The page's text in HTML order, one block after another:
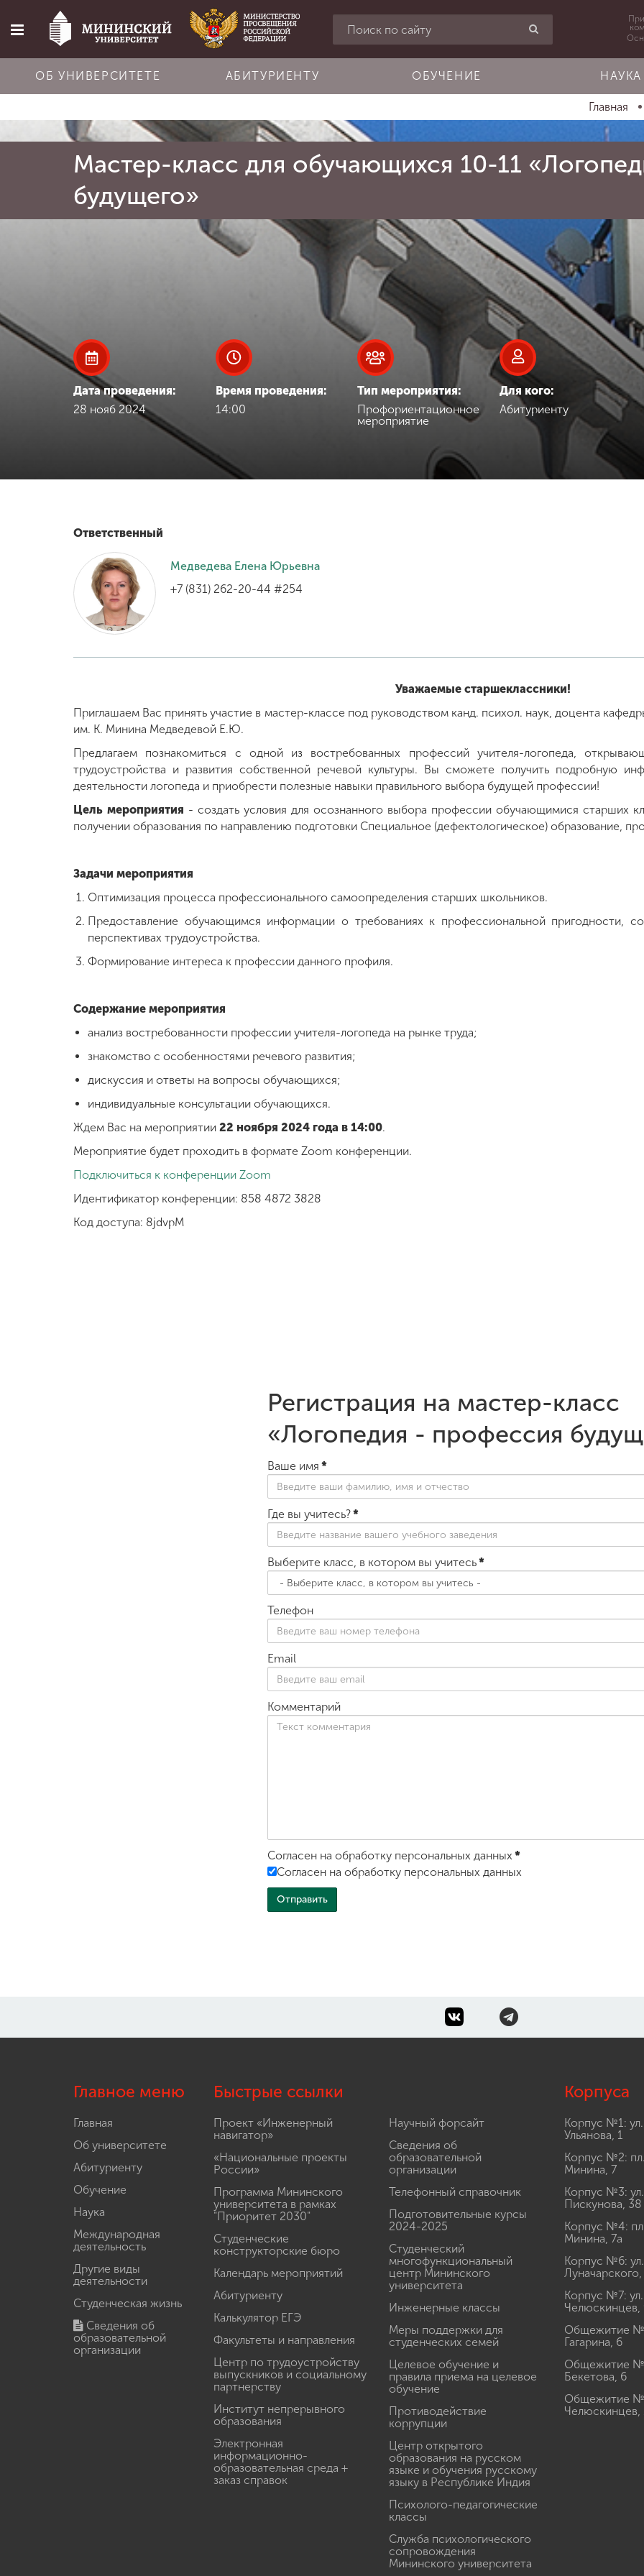
Главная
Об университете
Абитуриенту
Международная
деятельность
Другие виды
жизнь
Сведения об
образовательной
организации
Приемная
комиссия
+7 (831) 262-26-20
ОБ УНИВЕРСИТЕТЕ АБИТУРИЕНТУ ОБУЧЕНИЕ НАУКА
Главная
Мастер-класс для обучающихся 10-11
будущего»
Дата проведения:
28 нояб 2024
Время проведения:
14:00
Тип мероприятия:
Профориентационное
мероприятие
Для кого:
Абитуриенту
Ответственный
Медведева Елена Юрьевна
+7 (831) 262-20-44 #254
Уважаемые старшеклассники!
Приглашаем Вас принять участие в мастер-классе под руководством канд. психол. наук, доцента
им. К. Минина Медведевой Е.Ю.
Предлагаем познакомиться с одной из востребованных профессий учителя-логопеда,
трудоустройства и развития собственной речевой культуры. Вы сможете получить подробную
деятельности логопеда и приобрести полезные навыки правильного выбора будущей профессии!
Цель мероприятия - создать условия для осознанного выбора профессии обучающимися старших
получении образования по направлению подготовки Специальное (дефектологическое) образование,
Задачи мероприятия
Оптимизация процесса профессионального самоопределения старших школьников.
Предоставление обучающимся информации о требованиях к профессиональной пригодности,
перспективах трудоустройства.
Формирование интереса к профессии данного профиля.
Содержание мероприятия
анализ востребованности профессии учителя-логопеда на рынке труда;
знакомство с особенностями речевого развития;
дискуссия и ответы на вопросы обучающихся;
индивидуальные консультации обучающихся.
Ждем Вас на мероприятии 22 ноября 2024 года в 14:00.
Мероприятие будет проходить в формате Zoom конференции.
Подключиться к конференции Zoom
Идентификатор конференции: 858 4872 3828
Код доступа: 8jdvpM
Регистрация на мастер-класс
«Логопедия - профессия
Ваше имя *
Где вы учитесь?*
Выберите класс, в котором вы учитесь*
Телефон
Email
Комментарий
Согласен на обработку персональных данных *
Согласен на обработку персональных данных
Главное меню
Главная
Об университете
Абитуриенту
Обучение
Наука
Международная
деятельность
Другие виды
деятельности
Студенческая жизнь
Сведения об
образовательной
организации
Быстрые ссылки
Проект «Инженерный
навигатор»
«Национальные проекты
России»
Программа Мининского
университета в рамках
"Приоритет 2030"
Студенческие
конструкторские бюро
Календарь мероприятий
Абитуриенту
Калькулятор ЕГЭ
Факультеты и направления
Центр по трудоустройству
выпускников и социальному
партнерству
Институт непрерывного
образования
Электронная
информационно-
образовательная среда +
заказ справок
Научный форсайт
Сведения об
образовательной
организации
Телефонный справочник
Подготовительные курсы
2024-2025
Студенческий
многофункциональный
центр Мининского
университета
Инженерные классы
Меры поддержки для
студенческих семей
Целевое обучение и
правила приема на целевое
обучение
Противодействие
коррупции
Центр открытого
образования на русском
языке и обучения русскому
языку в Республике Индия
Психолого-педагогические
классы
Служба психологического
сопровождения
Мининского университета
Корпуса
Корпус №1: ул.
Ульянова, 1
Корпус №2:
Минина, 7
Корпус №3: ул.
Пискунова, 38
Корпус №4:
Минина, 7а
Корпус №6: ул.
Корпус №7: ул.
Челюскинцев,
Общежитие №
Гагарина, 6
Общежитие №
Бекетова, 6
Общежитие №
Челюскинцев,